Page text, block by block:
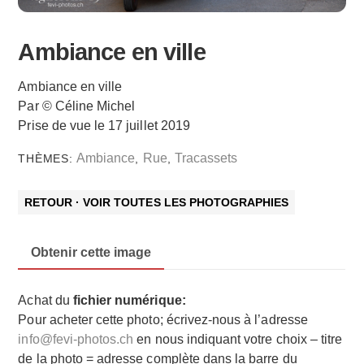
Ambiance en ville
Ambiance en ville
Par © Céline Michel
Prise de vue le 17 juillet 2019
THÈMES:Ambiance Rue Tracassets
RETOUR · VOIR TOUTES LES PHOTOGRAPHIES
Obtenir cette image
Achat du fichier numérique:
Pour acheter cette photo; écrivez-nous à l’adresse
info@fevi-photos.ch en nous indiquant votre choix – titre
de la photo = adresse complète dans la barre du